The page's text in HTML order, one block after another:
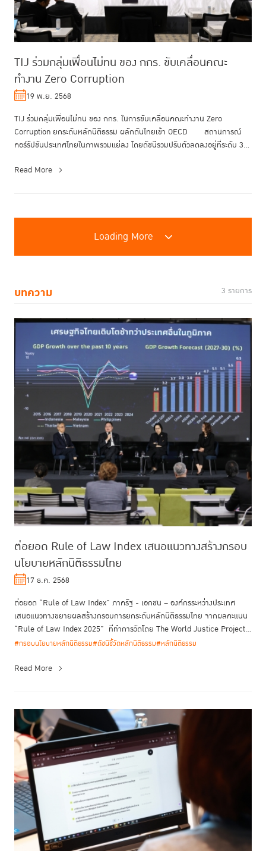
TIJ ร่วมกลุ่มเพื่อนไม่ทน ของ กกร. ขับเคลื่อนคณะ
ทำงาน Zero Corruption
19 พ.ย. 2568
TIJ ร่วมกลุ่มเพื่อนไม่ทน ของ กกร. ในการขับเคลื่อนคณะทำงาน Zero
Corruption ยกระดับหลักนิติธรรม ผลักดันไทยเข้า OECD สถานการณ์
คอร์รัปชันประเทศไทยในภาพรวมแย่ลง โดยดัชนีรวมปรับตัวลดลงอยู่ที่ระดับ 36
Read More
Loading More
บทความ 3 รายการ
ต่อยอด Rule of Law Index เสนอแนวทางสร้างกรอบ
นโยบายหลักนิติธรรมไทย
17 ธ.ค. 2568
ต่อยอด “Rule of Law Index” ภาครัฐ - เอกชน – องค์กรระหว่างประเทศ
เสนอแนวทางขยายผลสร้างกรอบการยกระดับหลักนิติธรรมไทย จากผลคะแนน
“Rule of Law Index 2025” ที่ทำการวัดโดย The World Justice Project
ซึ่งประ...
#กรอบนโยบายหลักนิติธรรม#ดัชนีชี้วัดหลักนิติธรรม#หลักนิติธรรม
Read More